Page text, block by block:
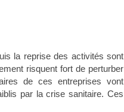
la reprise des activités sont
risquent fort de perturber
de ces entreprises vont
par la crise sanitaire. Ces